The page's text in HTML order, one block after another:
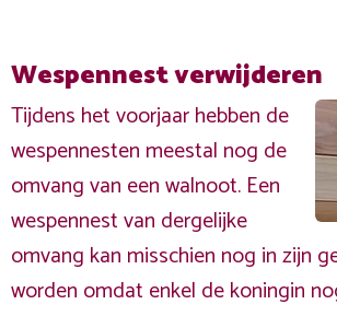
Wespennest verwijderen
Tijdens het voorjaar hebben de
wespennesten meestal nog de
omvang van een walnoot. Een
wespennest van dergelijke
omvang kan misschien nog in zijn
worden omdat enkel de koningin